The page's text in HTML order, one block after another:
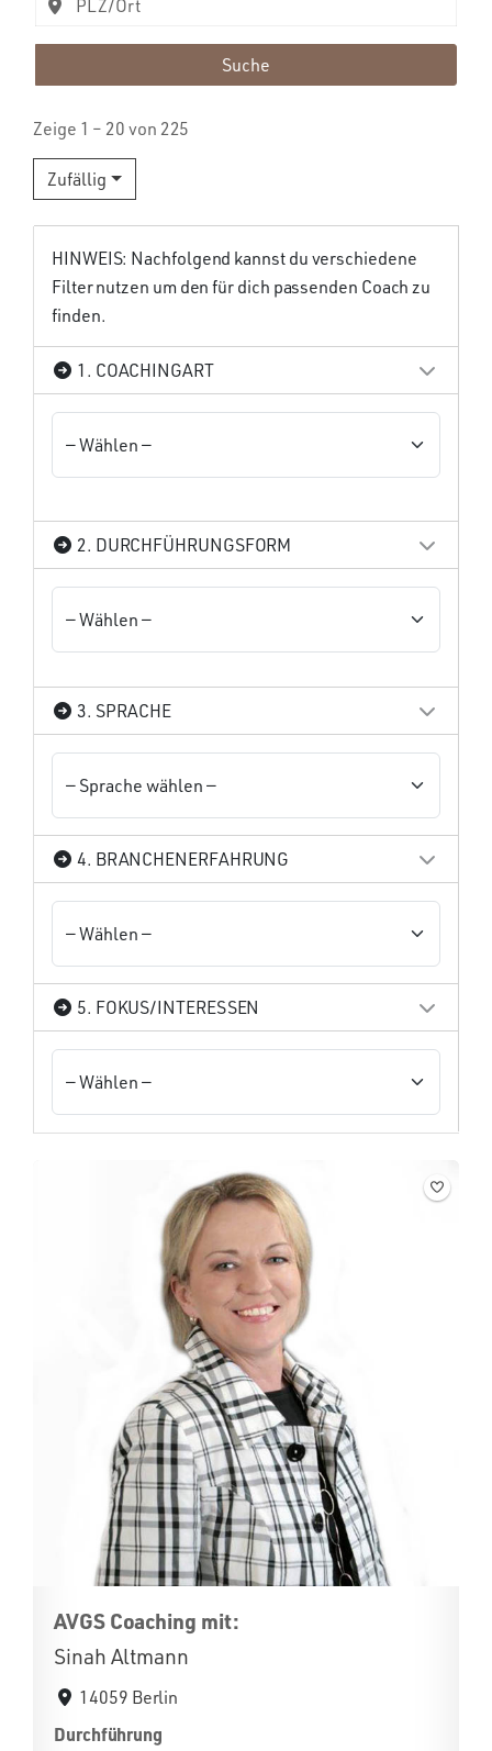
Suche
Zeige 1 – 20 von 225
Zufällig
HINWEIS: Nachfolgend kannst du verschiedene
Filter nutzen um den für dich passenden Coach zu
finden.
1. COACHINGART
2. DURCHFÜHRUNGSFORM
3. SPRACHE
4. BRANCHENERFAHRUNG
5. FOKUS/INTERESSEN
AVGS Coaching mit:
Sinah Altmann
14059 Berlin
Durchführung